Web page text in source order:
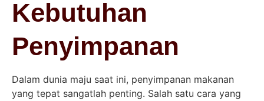
Kebutuhan
Penyimpanan
Dalam dunia maju saat ini, penyimpanan makanan
yang tepat sangatlah penting. Salah satu cara yang